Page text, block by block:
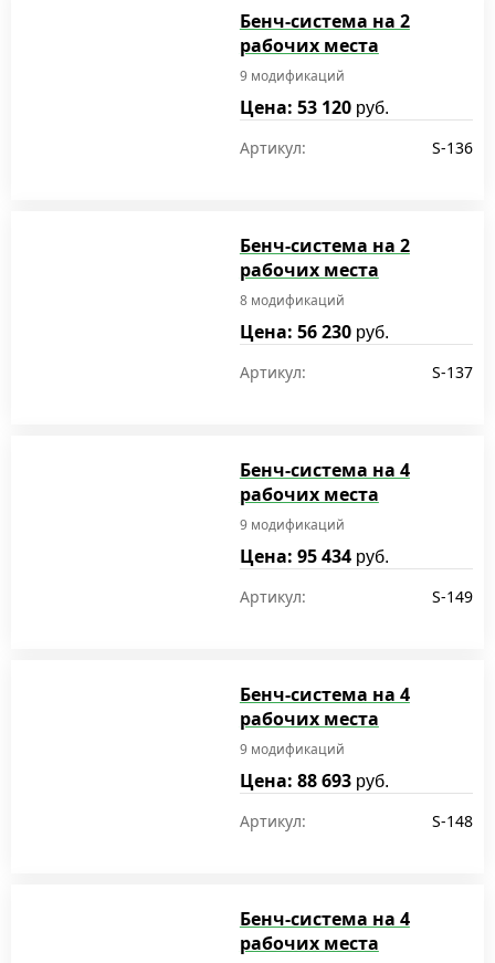
Бенч-система на 2
рабочих места
9 модификаций
Цена: 53 120 руб.
Артикул: S-136
Бенч-система на 2
рабочих места
8 модификаций
Цена: 56 230 руб.
Артикул: S-137
Бенч-система на 4
рабочих места
9 модификаций
Цена: 95 434 руб.
Артикул: S-149
Бенч-система на 4
рабочих места
9 модификаций
Цена: 88 693 руб.
Артикул: S-148
Бенч-система на 4
рабочих места